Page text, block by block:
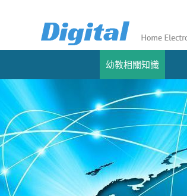
幼教相關知識